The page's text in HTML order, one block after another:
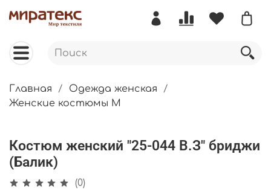
Главная
Одежда женская
Женские костюмы М
Костюм женский "25-044 В.З" бриджи
(Балик)
(0)